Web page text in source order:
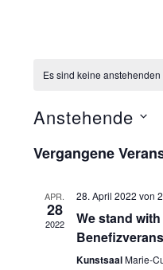
Es sind keine
Anstehende
wählen.
Vergangene
APR.
28
2022
28. April 2022 von
We stand
KunstsaalMarie-